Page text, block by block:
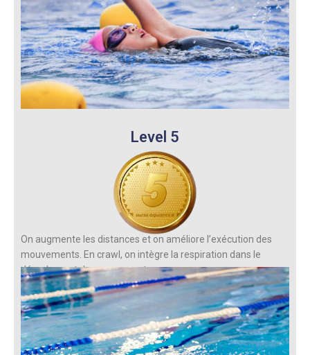
Level 5
On augmente les distances et on améliore l’exécution des
mouvements. En crawl, on intègre la respiration dans le
déroulement du mouvement.